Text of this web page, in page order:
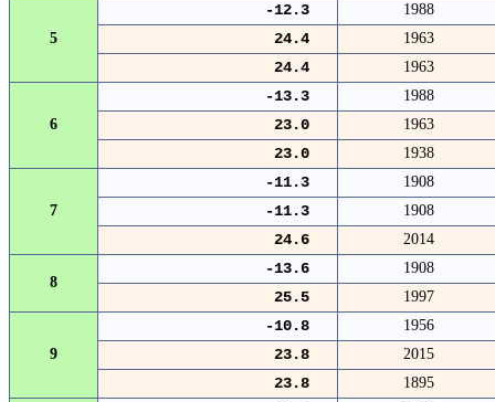
5
-12.3 1988
24.4 1963
24.4 1963
6
-13.3 1988
23.0 1963
23.0 1938
7
-11.3 1908
-11.3 1908
24.6 2014
8
-13.6 1908
25.5 1997
9
-10.8 1956
23.8 2015
23.8 1895